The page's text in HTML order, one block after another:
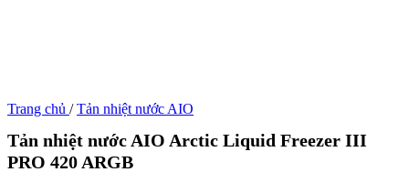
Trang chủ / Tản nhiệt nước AIO
Tản nhiệt nước AIO Arctic Liquid Freezer III
PRO 420 ARGB